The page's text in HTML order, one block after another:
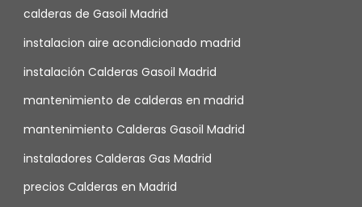
calderas de Gasoil Madrid
instalacion aire acondicionado madrid
instalación Calderas Gasoil Madrid
mantenimiento de calderas en madrid
mantenimiento Calderas Gasoil Madrid
instaladores Calderas Gas Madrid
precios Calderas en Madrid